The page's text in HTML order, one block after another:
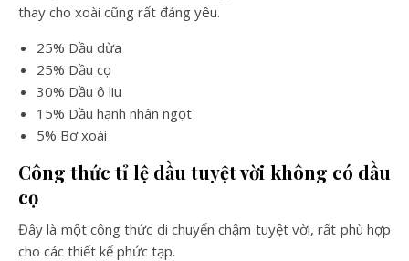
thay cho xoài cũng rất đáng yêu.
25% Dầu dừa
25% Dầu cọ
30% Dầu ô liu
15% Dầu hạnh nhân ngọt
5% Bơ xoài
Công thức tỉ lệ dầu tuyệt vời không có dầu
cọ
Đây là một công thức di chuyển chậm tuyệt vời, rất phù hợp
cho các thiết kế phức tạp.